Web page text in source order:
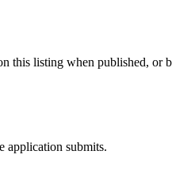
this listing when published, or
application submits.